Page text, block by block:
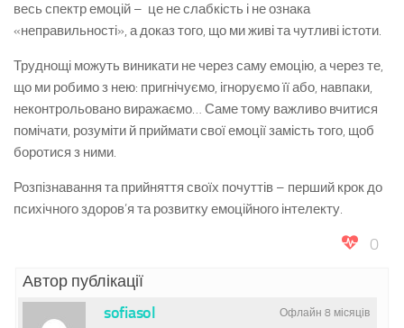
весь спектр емоцій – це не слабкість і не ознака
«неправильності», а доказ того, що ми живі та чутливі істоти.
Труднощі можуть виникати не через саму емоцію, а через те,
що ми робимо з нею: пригнічуємо, ігноруємо її або, навпаки,
неконтрольовано виражаємо… Саме тому важливо вчитися
помічати, розуміти й приймати свої емоції замість того, щоб
боротися з ними.
Розпізнавання та прийняття своїх почуттів – перший крок до
психічного здоров’я та розвитку емоційного інтелекту.
0
Автор публікації
Офлайн 8 місяців
sofiasol